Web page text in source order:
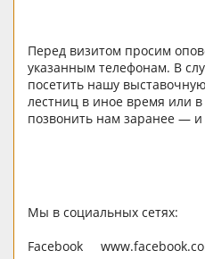
Перед визитом просим
указанным телефонам. В
посетить нашу
лестниц в иное время или
позвонить нам заранее —
Мы в социальных сетях:
Facebook